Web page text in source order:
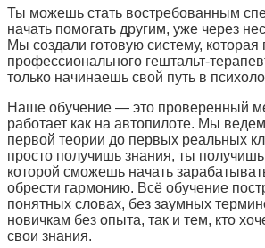
Ты можешь стать востребованным
начать помогать другим, уже через
Мы создали готовую систему, которая
профессионального гештальт-
только начинаешь свой путь в
Наше обучение — это проверенный
работает как на автопилоте. Мы
первой теории до первых реальных
просто получишь знания, ты
которой сможешь начать
обрести гармонию. Всё обучение
понятных словах, без заумных
новичкам без опыта, так и тем, кто
свои знания.